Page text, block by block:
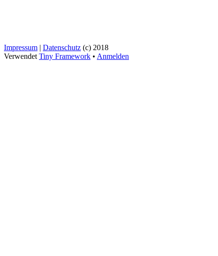
Impressum | Datenschutz (c) 2018
Verwendet Tiny Framework • Anmelden